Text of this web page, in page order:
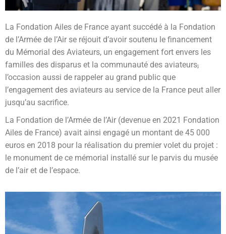
La Fondation Ailes de France ayant succédé à la Fondation
de l’Armée de l’Air se réjouit d’avoir soutenu le financement
du Mémorial des Aviateurs, un engagement fort envers les
familles des disparus et la communauté des aviateurs,
l’occasion aussi de rappeler au grand public que
l’engagement des aviateurs au service de la France peut aller
jusqu’au sacrifice.
La Fondation de l’Armée de l’Air (devenue en 2021 Fondation
Ailes de France) avait ainsi engagé un montant de 45 000
euros en 2018 pour la réalisation du premier volet du projet :
le monument de ce mémorial installé sur le parvis du musée
de l’air et de l’espace.